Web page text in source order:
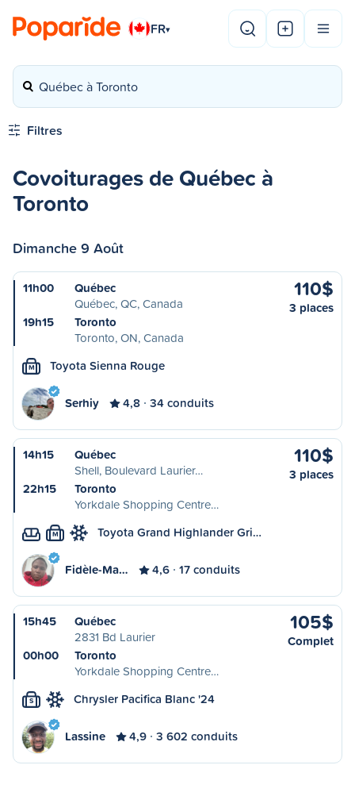
FR▾
Québec à Toronto
Filtres
Covoiturages de Québec à
Toronto
Dimanche 9 Août
11h00
Québec
Québec, QC, Canada
19h15
Toronto
Toronto, ON, Canada
110$
3 places
M Toyota Sienna Rouge
Serhiy 4,8 34 conduits
14h15
Québec
Shell, Boulevard Laurier…
22h15
Toronto
Yorkdale Shopping Centre…
110$
3 places
M Toyota Grand Highlander Gri…
Fidèle-Ma… 4,6 17 conduits
15h45
Québec
2831 Bd Laurier
00h00
Toronto
Yorkdale Shopping Centre…
105$
Complet
S Chrysler Pacifica Blanc '24
Lassine 4,9 3 602 conduits